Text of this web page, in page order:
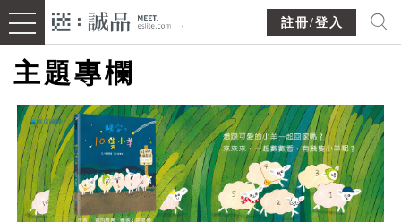
註冊/登入
主題專欄